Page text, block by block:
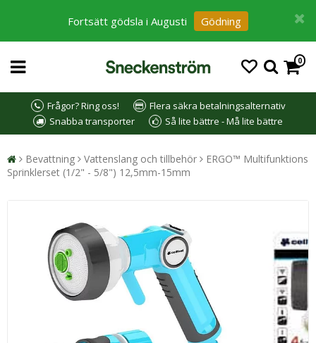
Fortsätt gödsla i Augusti Gödning
0
Frågor? Ring oss!
Flera säkra betalningsalternativ
Snabba transporter
Så lite bättre - Må lite bättre
Bevattning Vattenslang och tillbehör
ERGO™ Multifunktions
Sprinklerset (1/2" - 5/8") 12,5mm-15mm